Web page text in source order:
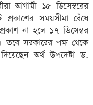
আগামী ১৫ ডিসেম্বরের
প্রকাশের সময়সীমা বেঁধে
না হলে ১৭ ডিসেম্বর
তবে সরকারের পক্ষ থেকে
অর্থ উপদেষ্টা ড.